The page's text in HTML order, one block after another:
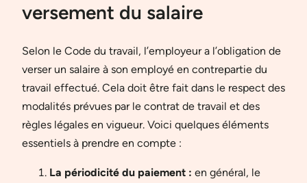
versement du salaire
Selon le Code du travail, l’employeur a l’obligation de
verser un salaire à son employé en contrepartie du
travail effectué. Cela doit être fait dans le respect des
modalités prévues par le contrat de travail et des
règles légales en vigueur. Voici quelques éléments
essentiels à prendre en compte :
La périodicité du paiement : en général, le